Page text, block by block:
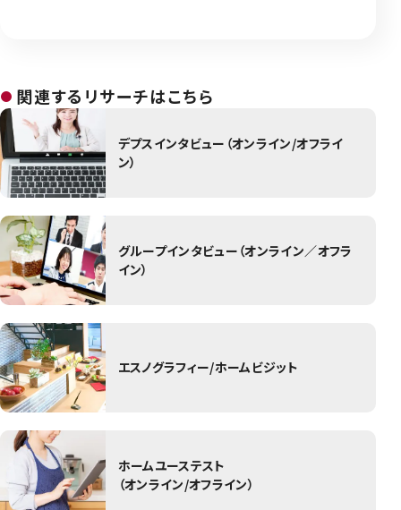
関連するリサーチはこちら
デプスインタビュー（オンライン/オフライ
ン）
グループインタビュー（オンライン／オフラ
イン）
エスノグラフィー/ホームビジット
ホームユーステスト
（オンライン/オフライン）